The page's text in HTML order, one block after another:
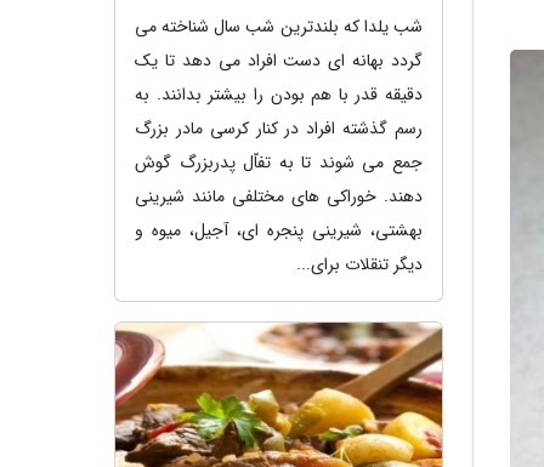
شب یلدا که بلندترین شب سال شناخته می
گردد بهانه ای دست افراد می دهد تا یک
دقیقه قدر با هم بودن را بیشتر بدانند. به
رسم گذشته افراد در کنار کرسی مادر بزرگ
جمع می شوند تا به تفاّل پدربزرگ گوش
دهند. خوراکی های مختلفی مانند شیرینی
بهشتی، شیرینی پنجره ای، آجیل، میوه و
دیگر تنقلات برای...